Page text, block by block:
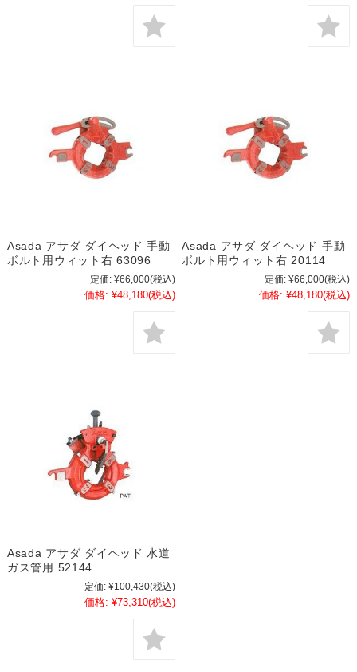
Asada アサダ ダイヘッド 手動
ボルト用ウィット右 63096
定価: ¥66,000(税込)
価格: ¥48,180(税込)
Asada アサダ ダイヘッド 手動
ボルト用ウィット右 20114
定価: ¥66,000(税込)
価格: ¥48,180(税込)
Asada アサダ ダイヘッド 水道
ガス管用 52144
定価: ¥100,430(税込)
価格: ¥73,310(税込)